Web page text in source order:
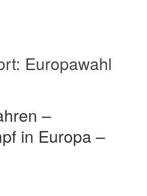
Europawahl
–
in Europa –
o